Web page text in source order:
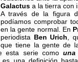
Galactus a la tierra con
A través de la figura
podíamos comprobar
en la gente normal. En
periodista Ben Urich ,
que tiene la gente de
esta serie como